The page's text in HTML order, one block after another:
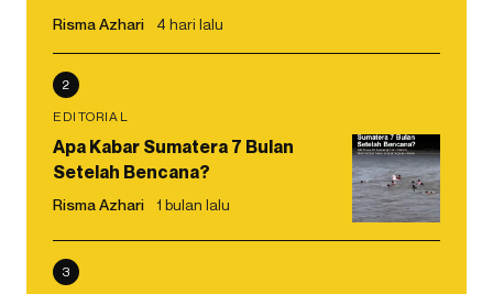
Risma Azhari 4 hari lalu
2
EDITORIAL
Apa Kabar Sumatera 7 Bulan
Setelah Bencana?
Risma Azhari 1 bulan lalu
3